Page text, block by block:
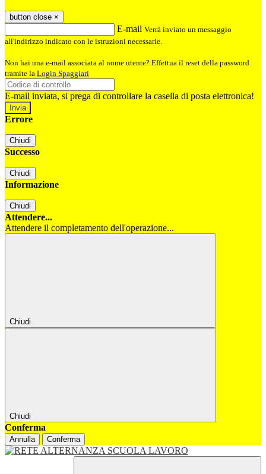
button close ×
E-mail Verrà inviato un messaggio
all'indirizzo indicato con le istruzioni necessarie.
Non hai una e-mail associata al nome utente? Effettua il reset della password
tramite la Login Spaggiari
E-mail inviata, si prega di controllare la casella di posta elettronica!
Errore
Chiudi
Successo
Chiudi
Informazione
Chiudi
Attendere...
Attendere il completamento dell'operazione...
Chiudi
Chiudi
Conferma
Annulla Conferma